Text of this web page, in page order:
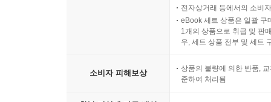
전자상거래 등에서의 소비
eBook 세트 상품은 일괄 구
1개의 상품으로 취급 및 판
우, 세트 상품 전부 및 세트
소비자 피해보상
상품의 불량에 의한 반품,
준하여 처리됨